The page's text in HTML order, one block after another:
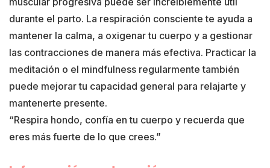
durante el parto. La respiración consciente te ayuda a
mantener la calma, a oxigenar tu cuerpo y a gestionar
las contracciones de manera más efectiva. Practicar la
meditación o el mindfulness regularmente también
puede mejorar tu capacidad general para relajarte y
mantenerte presente.
“Respira hondo, confía en tu cuerpo y recuerda que
eres más fuerte de lo que crees.”